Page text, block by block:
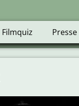
Filmquiz Presse